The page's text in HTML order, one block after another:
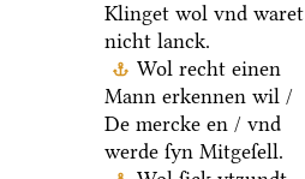
Klinget wol vnd waret
nicht lanck.
Wol recht einen
Mann erkennen wil /
De mercke en / vnd
werde ſyn Mitgeſell.